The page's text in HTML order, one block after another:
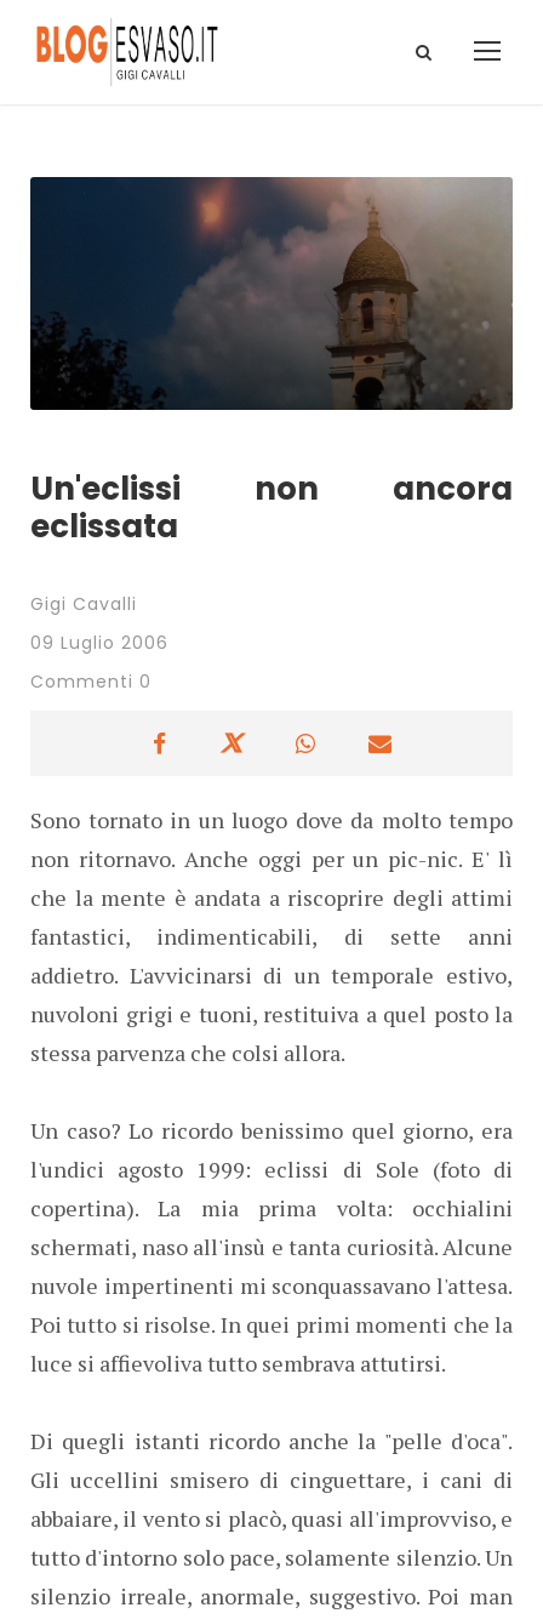
Un'eclissi non ancora
eclissata
Gigi Cavalli
09 Luglio 2006
Commenti 0
Sono tornato in un luogo dove da molto tempo
non ritornavo. Anche oggi per un pic-nic. E' lì
che la mente è andata a riscoprire degli attimi
fantastici, indimenticabili, di sette anni
addietro. L'avvicinarsi di un temporale estivo,
nuvoloni grigi e tuoni, restituiva a quel posto la
stessa parvenza che colsi allora.
Un caso? Lo ricordo benissimo quel giorno, era
l'undici agosto 1999: eclissi di Sole (foto di
copertina). La mia prima volta: occhialini
schermati, naso all'insù e tanta curiosità. Alcune
nuvole impertinenti mi sconquassavano l'attesa.
Poi tutto si risolse. In quei primi momenti che la
luce si affievoliva tutto sembrava attutirsi.
Di quegli istanti ricordo anche la "pelle d'oca".
Gli uccellini smisero di cinguettare, i cani di
abbaiare, il vento si placò, quasi all'improvviso, e
tutto d'intorno solo pace, solamente silenzio. Un
silenzio irreale, anormale, suggestivo. Poi man